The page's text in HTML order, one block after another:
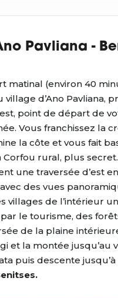
Pavliana -
matinal (environ 40
village d’Ano Pavliana,
point de départ de
Vous franchissez la
la côte et vous fait
Corfou rural, plus secret.
une traversée d’est
avec des vues
villages de l’intérieur
le tourisme, des
de la plaine
et la montée jusqu’au
puis descente jusqu’à